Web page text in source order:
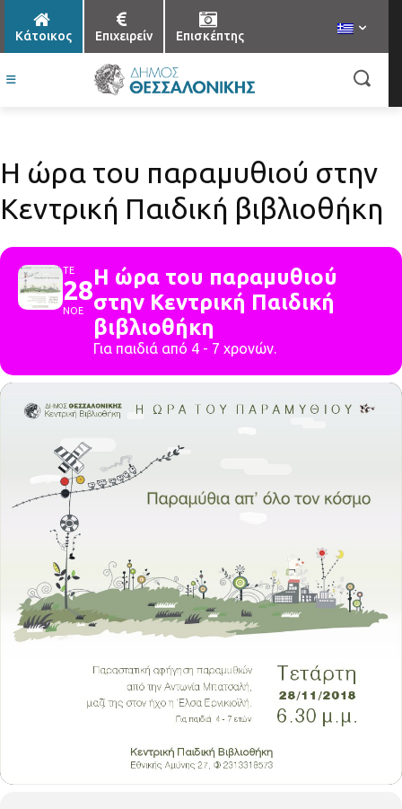
Κάτοικος Επιχειρείν Επισκέπτης
Η ώρα του παραμυθιού στην
Κεντρική Παιδική βιβλιοθήκη
ΤΕ
28
ΝΟΕ
Η ώρα του παραμυθιού
στην Κεντρική Παιδική
βιβλιοθήκη
Για παιδιά από 4 - 7 χρονών.